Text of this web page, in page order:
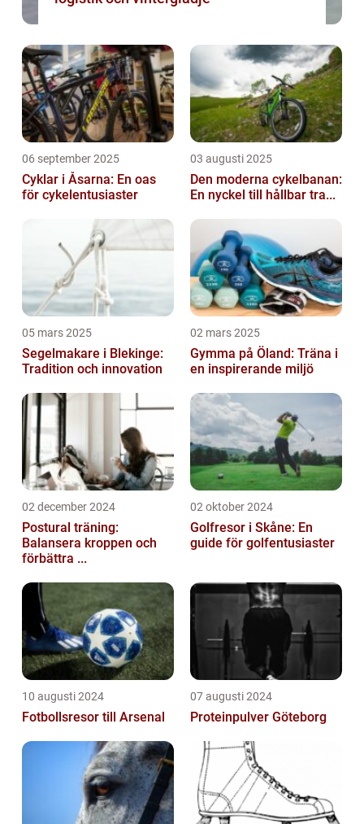
06 september 2025
Cyklar i Åsarna: En oas
för cykelentusiaster
03 augusti 2025
Den moderna cykelbanan:
En nyckel till hållbar tra...
05 mars 2025
Segelmakare i Blekinge:
Tradition och innovation
02 mars 2025
Gymma på Öland: Träna i
en inspirerande miljö
02 december 2024
Postural träning:
Balansera kroppen och
förbättra ...
02 oktober 2024
Golfresor i Skåne: En
guide för golfentusiaster
10 augusti 2024
Fotbollsresor till Arsenal
07 augusti 2024
Proteinpulver Göteborg